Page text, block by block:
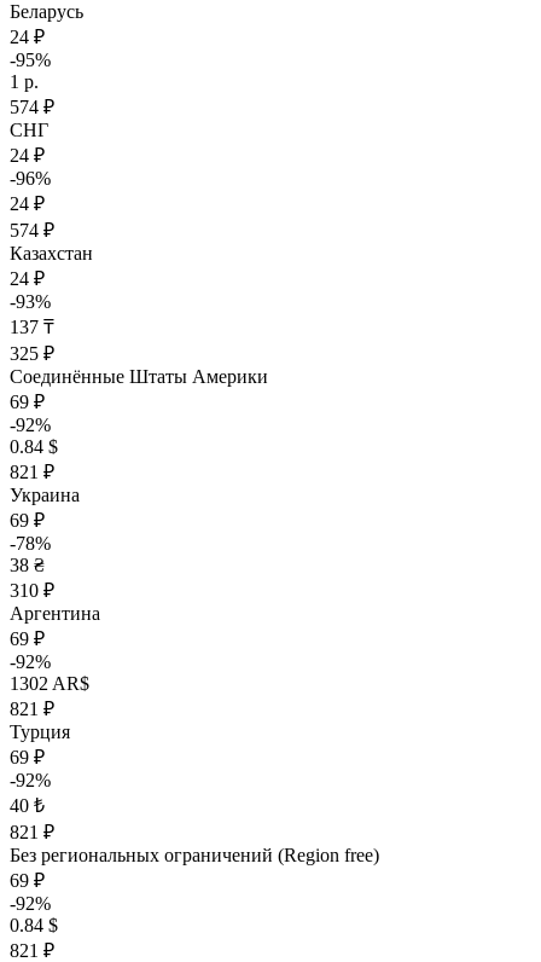
Беларусь
24 ₽
-95%
1 р.
574 ₽
СНГ
24 ₽
-96%
24 ₽
574 ₽
Казахстан
24 ₽
-93%
137 ₸
325 ₽
Соединённые Штаты Америки
69 ₽
-92%
0.84 $
821 ₽
Украина
69 ₽
-78%
38 ₴
310 ₽
Аргентина
69 ₽
-92%
1302 AR$
821 ₽
Турция
69 ₽
-92%
40 ₺
821 ₽
Без региональных ограничений (Region free)
69 ₽
-92%
0.84 $
821 ₽